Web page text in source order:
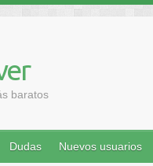
baratos
Dudas Nuevos usuarios